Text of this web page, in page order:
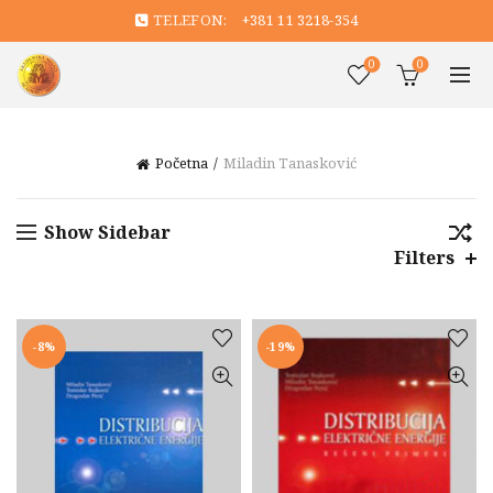
TELEFON: +381 11 3218-354
0 0
Početna Miladin Tanasković
Show Sidebar
Filters
-8% -19%